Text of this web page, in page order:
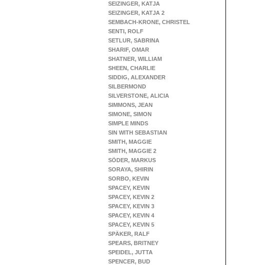
SEIZINGER, KATJA
SEIZINGER, KATJA 2
SEMBACH-KRONE, CHRISTEL
SENTI, ROLF
SETLUR, SABRINA
SHARIF, OMAR
SHATNER, WILLIAM
SHEEN, CHARLIE
SIDDIG, ALEXANDER
SILBERMOND
SILVERSTONE, ALICIA
SIMMONS, JEAN
SIMONE, SIMON
SIMPLE MINDS
SIN WITH SEBASTIAN
SMITH, MAGGIE
SMITH, MAGGIE 2
SÖDER, MARKUS
SORAYA, SHIRIN
SORBO, KEVIN
SPACEY, KEVIN
SPACEY, KEVIN 2
SPACEY, KEVIN 3
SPACEY, KEVIN 4
SPACEY, KEVIN 5
SPÄKER, RALF
SPEARS, BRITNEY
SPEIDEL, JUTTA
SPENCER, BUD